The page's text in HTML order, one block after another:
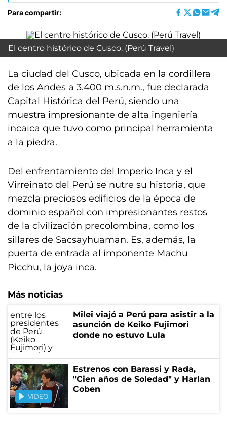
Para compartir:
El centro histórico de Cusco. (Perú Travel)
La ciudad del Cusco, ubicada en la cordillera
de los Andes a 3.400 m.s.n.m., fue declarada
Capital Histórica del Perú, siendo una
muestra impresionante de alta ingeniería
incaica que tuvo como principal herramienta
a la piedra.
Del enfrentamiento del Imperio Inca y el
Virreinato del Perú se nutre su historia, que
mezcla preciosos edificios de la época de
dominio español con impresionantes restos
de la civilización precolombina, como los
sillares de Sacsayhuaman. Es, además, la
puerta de entrada al imponente Machu
Picchu, la joya inca.
Más noticias
Milei viajó a Perú para asistir a la
asunción de Keiko Fujimori
donde no estuvo Lula
VIDEO
Estrenos con Barassi y Rada,
"Cien años de Soledad" y Harlan
Coben